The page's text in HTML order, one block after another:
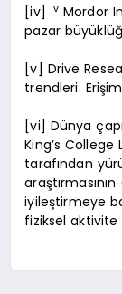
[iv] iv Mordor
pazar
[v] Drive
trendleri.
[vi] Dünya
King’s College
tarafından
iyileştirmeye
fiziksel